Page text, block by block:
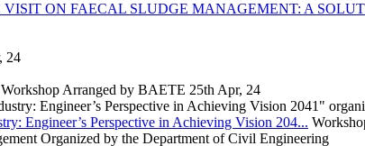
ON FAECAL SLUDGE MANAGEMENT: A
24
Arranged by BAETE 25th Apr, 24
Engineer’s Perspective in Achieving Vision 204...